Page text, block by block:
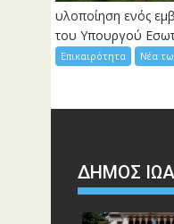
υλοποίηση ενός
του Υπουργού
Επικαιρότητα Νέα
ΔΗΜΟΣ